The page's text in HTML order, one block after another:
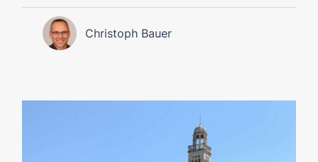
Christoph Bauer